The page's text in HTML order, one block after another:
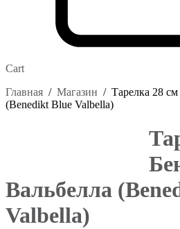
Cart
Главная / Магазин / Тарелка 28
(Benedikt Blue Valbella)
Вальбелла
Valbella)